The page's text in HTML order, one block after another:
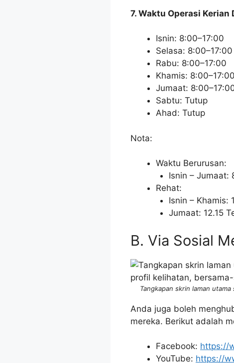
7. Waktu Operasi
Isnin: 8:00–17:00
Selasa: 8:00–17:00
Rabu: 8:00–17:00
Khamis: 8:00–17:00
Jumaat:
Sabtu: Tutup
Ahad: Tutup
Nota:
Waktu Berurusan:
Isnin – Jumaat:
Rehat:
Isnin – Khamis:
Jumaat: 12.15
B. Via Sosial
Tangkapan skrin laman
Anda juga boleh
mereka. Berikut adalah
Facebook: https://
YouTube: https://